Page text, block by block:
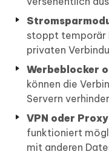
stoppt temporär
privaten
Werbeblocker
können die
Servern
VPN oder
funktioniert
mit anderen